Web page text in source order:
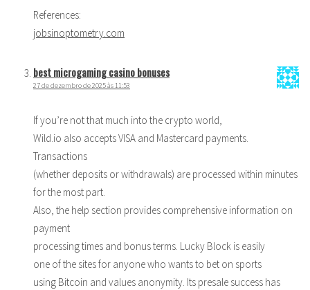
References:
jobsinoptometry.com
best microgaming casino bonuses
27 de dezembro de 2025 às 11:53
If you’re not that much into the crypto world,
Wild.io also accepts VISA and Mastercard payments.
Transactions
(whether deposits or withdrawals) are processed within minutes
for the most part.
Also, the help section provides comprehensive information on
payment
processing times and bonus terms. Lucky Block is easily
one of the sites for anyone who wants to bet on sports
using Bitcoin and values anonymity. Its presale success has